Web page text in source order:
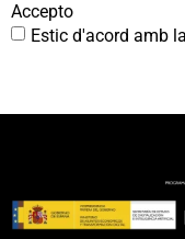
Accepto
Estic d'acord amb